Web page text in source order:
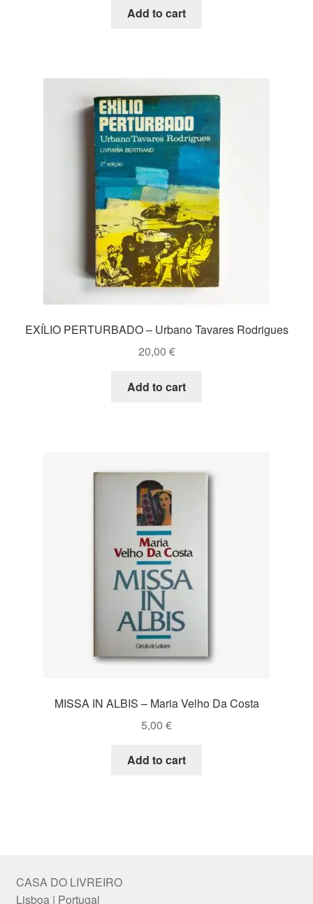
Add to cart
EXÍLIO PERTURBADO – Urbano Tavares Rodrigues
20,00 €
Add to cart
MISSA IN ALBIS – Maria Velho Da Costa
5,00 €
Add to cart
CASA DO LIVREIRO
Lisboa | Portugal